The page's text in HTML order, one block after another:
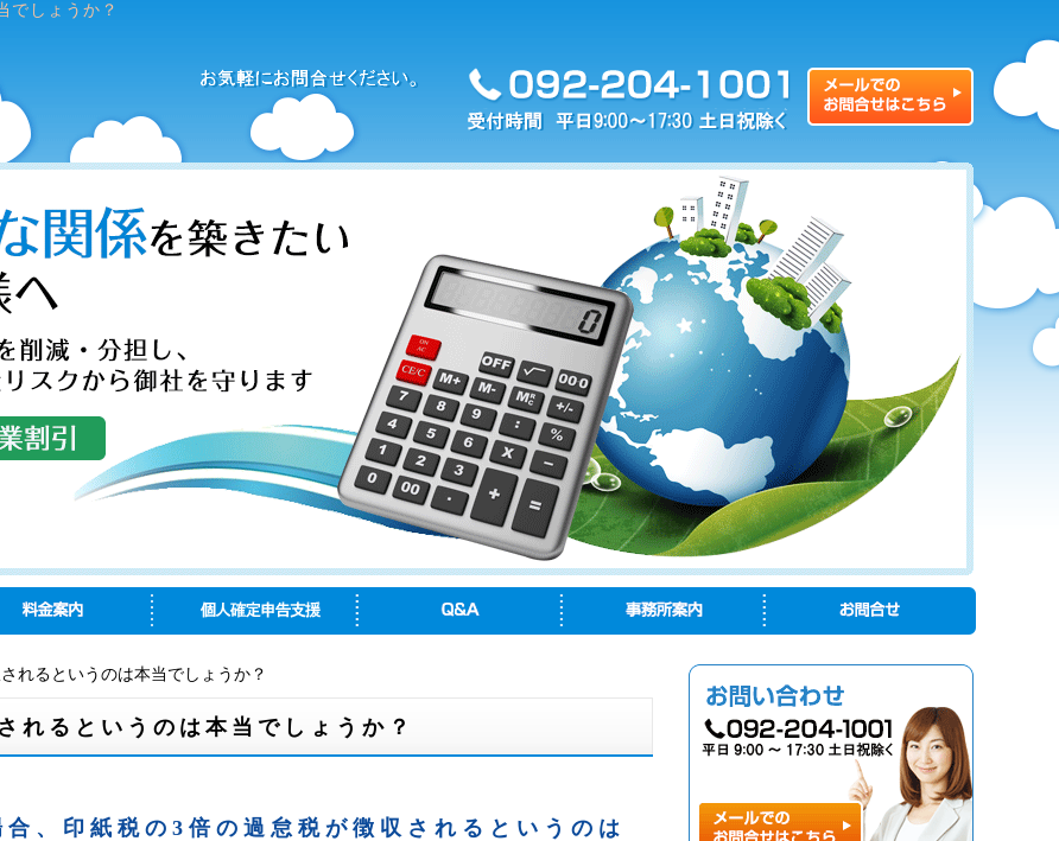
でしょうか？
れるというのは本当でしょうか？
れるというのは本当でしょうか？
、印紙税の3倍の過怠税が徴収されるというのは